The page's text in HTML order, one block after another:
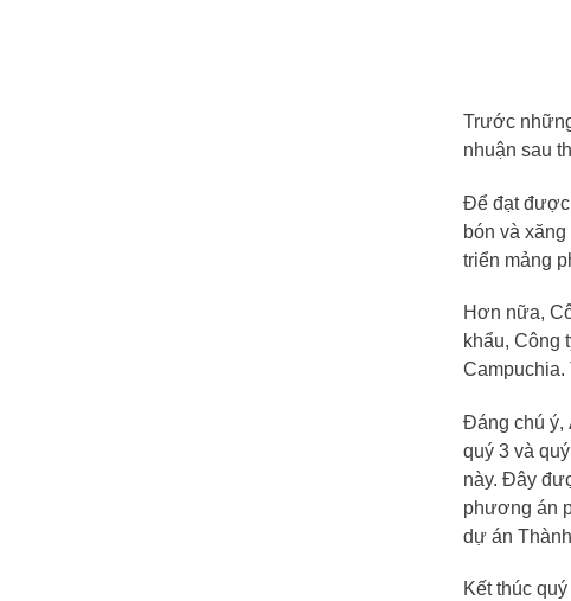
Trước
nhuận sau
Để đạt được
bón và
triển mảng
Hơn nữa,
khẩu, Công
Đáng chú ý,
quý 3 và
này. Đây
phương án
dự án
Kết thúc